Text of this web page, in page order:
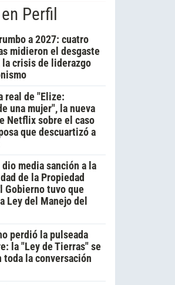
Perfil
a 2027: cuatro
midieron el desgaste
crisis de liderazgo
real de "Elize:
una mujer", la nueva
Netflix sobre el caso
que descuartizó a
dio media sanción a la
de la Propiedad
Gobierno tuvo que
Ley del Manejo del
perdió la pulseada
la "Ley de Tierras" se
toda la conversación